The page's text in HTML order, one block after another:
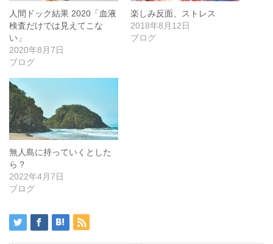
人間ドック結果 2020「血液
検査だけでは見えてこな
い」
2020年8月7日
ブログ
楽しみ反面、ストレス
2018年8月12日
ブログ
無人島に持っていくとした
ら？
2022年4月7日
ブログ